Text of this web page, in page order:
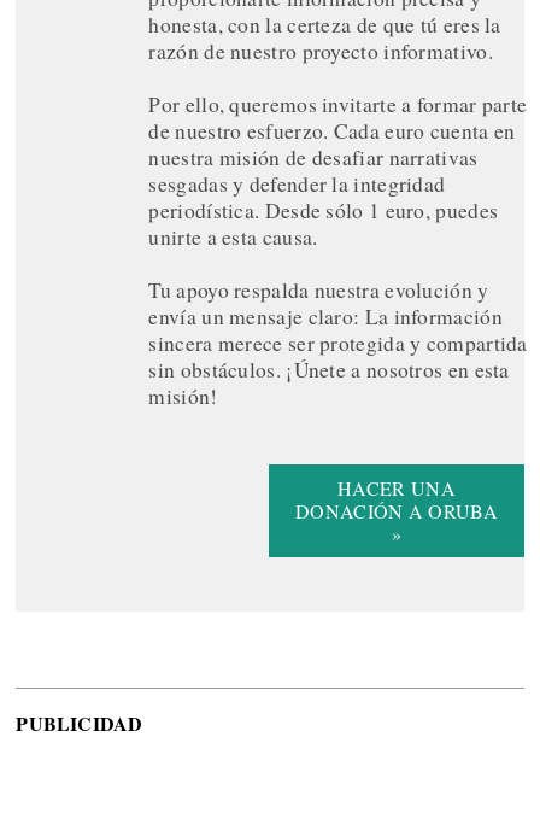
honesta, con la certeza de que tú eres la
razón de nuestro proyecto informativo.
Por ello, queremos invitarte a formar parte
de nuestro esfuerzo. Cada euro cuenta en
nuestra misión de desafiar narrativas
sesgadas y defender la integridad
periodística. Desde sólo 1 euro, puedes
unirte a esta causa.
Tu apoyo respalda nuestra evolución y
envía un mensaje claro: La información
sincera merece ser protegida y compartida
sin obstáculos. ¡Únete a nosotros en esta
misión!
HACER UNA
DONACIÓN A ORUBA
»
PUBLICIDAD